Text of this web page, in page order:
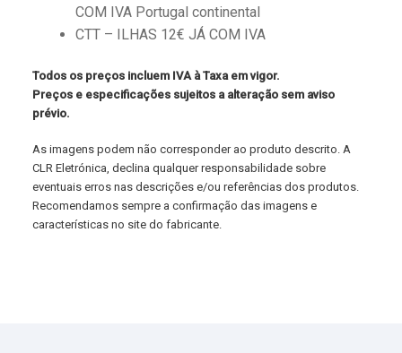
COM IVA Portugal continental
CTT – ILHAS 12€ JÁ COM IVA
Todos os preços incluem IVA à Taxa em vigor.
Preços e especificações sujeitos a alteração sem aviso
prévio.
As imagens podem não corresponder ao produto descrito. A
CLR Eletrónica, declina qualquer responsabilidade sobre
eventuais erros nas descrições e/ou referências dos produtos.
Recomendamos sempre a confirmação das imagens e
características no site do fabricante.